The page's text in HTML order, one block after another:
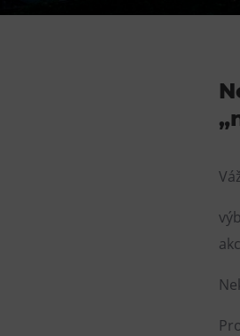
Národní zemědělské muzeum